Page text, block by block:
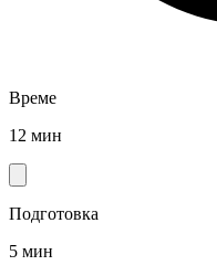
Време
12 мин
Подготовка
5 мин